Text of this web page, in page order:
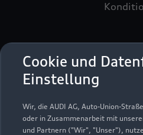
Cookie und
Einstellung
Wir, die AUDI AG, Auto-Union-
oder in Zusammenarbeit mit
und Partnern ("Wir", "Unser"),